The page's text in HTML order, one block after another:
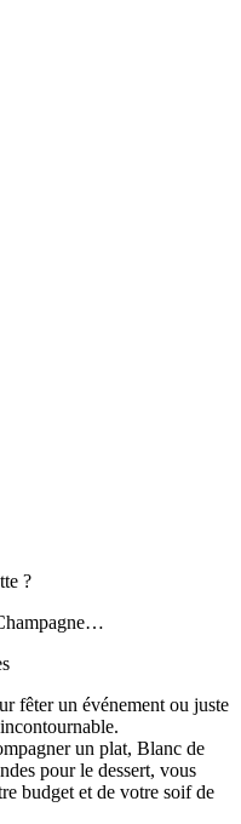
?
fêter un événement ou juste
un plat, Blanc de
pour le dessert, vous
budget et de votre soif de